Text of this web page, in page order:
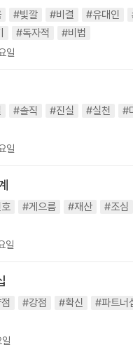
#빛깔 #비결 #유대인
#독자적 #비법
일
#솔직 #진실 #실천 #
일
#게으름 #재산 #조심
일
#강점 #확신 #파트너